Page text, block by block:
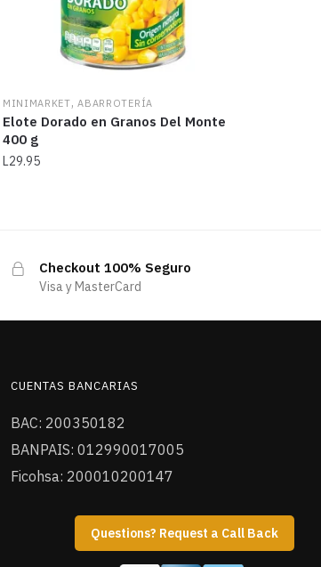
Questions? Request a Call Back
MINIMARKET,ABARROTERÍA
Elote Dorado en Granos Del Monte
400 g
L29.95
Checkout 100% Seguro
Visa y MasterCard
CUENTAS BANCARIAS
BAC: 200350182
BANPAIS: 012990017005
Ficohsa: 200010200147